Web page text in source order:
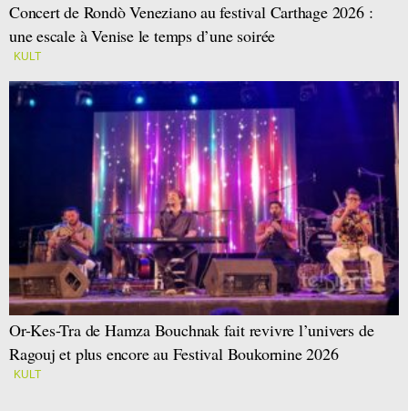
Concert de Rondò Veneziano au festival Carthage 2026 :
une escale à Venise le temps d’une soirée
KULT
Or-Kes-Tra de Hamza Bouchnak fait revivre l’univers de
Ragouj et plus encore au Festival Boukornine 2026
KULT